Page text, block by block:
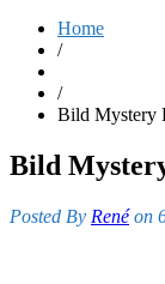
Home
/
/
Bild Mystery
Bild
Posted By Renéon